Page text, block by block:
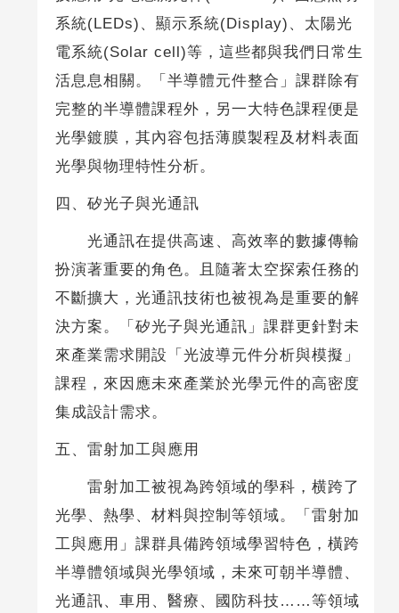
系統(LEDs)、顯示系統(Display)、太陽光
電系統(Solar cell)等，這些都與我們日常生
活息息相關。「半導體元件整合」課群除有
完整的半導體課程外，另一大特色課程便是
光學鍍膜，其內容包括薄膜製程及材料表面
光學與物理特性分析。
四、矽光子與光通訊
光通訊在提供高速、高效率的數據傳輸
扮演著重要的角色。且隨著太空探索任務的
不斷擴大，光通訊技術也被視為是重要的解
決方案。「矽光子與光通訊」課群更針對未
來產業需求開設「光波導元件分析與模擬」
課程，來因應未來產業於光學元件的高密度
集成設計需求。
五、雷射加工與應用
雷射加工被視為跨領域的學科，横跨了
光學、熱學、材料與控制等領域。「雷射加
工與應用」課群具備跨領域學習特色，橫跨
半導體領域與光學領域，未來可朝半導體、
光通訊、車用、醫療、國防科技……等領域